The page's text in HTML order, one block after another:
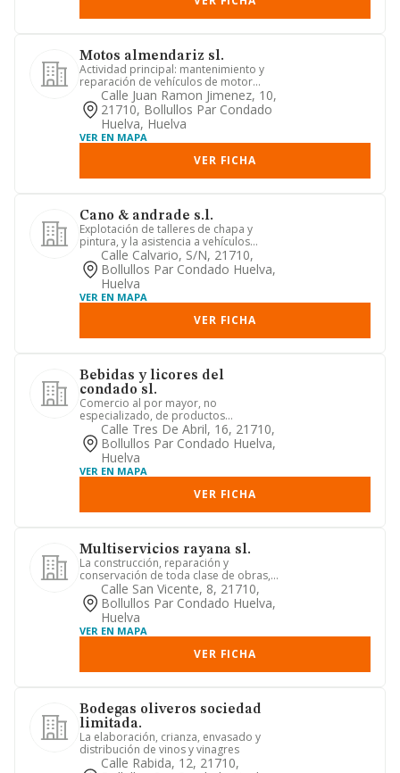
Motos almendariz sl.
Actividad principal: mantenimiento y
reparación de vehículos de motor
(clase 45.20). otras activida...
Calle Juan Ramon Jimenez, 10,
21710, Bollullos Par Condado
Huelva, Huelva
VER EN MAPA
VER FICHA
Cano & andrade s.l.
Explotación de talleres de chapa y
pintura, y la asistencia a vehículos
mediante grúas
Calle Calvario, S/n, 21710,
Bollullos Par Condado Huelva,
Huelva
VER EN MAPA
VER FICHA
Bebidas y licores del
condado sl.
Comercio al por mayor, no
especializado, de productos
alimenticios, bebidas y tabaco
Calle Tres De Abril, 16, 21710,
Bollullos Par Condado Huelva,
Huelva
VER EN MAPA
VER FICHA
Multiservicios rayana sl.
La construcción, reparación y
conservación de toda clase de obras,
electricidad, fontaneria, carpin...
Calle San Vicente, 8, 21710,
Bollullos Par Condado Huelva,
Huelva
VER EN MAPA
VER FICHA
Bodegas oliveros sociedad
limitada.
La elaboración, crianza, envasado y
distribución de vinos y vinagres
Calle Rabida, 12, 21710,